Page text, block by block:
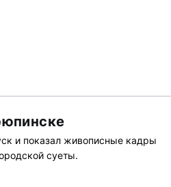
и показал живописные кадры
суеты.